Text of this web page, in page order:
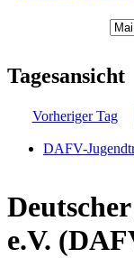
Tagesansicht
Vorheriger Tag
DAFV-
e.V.